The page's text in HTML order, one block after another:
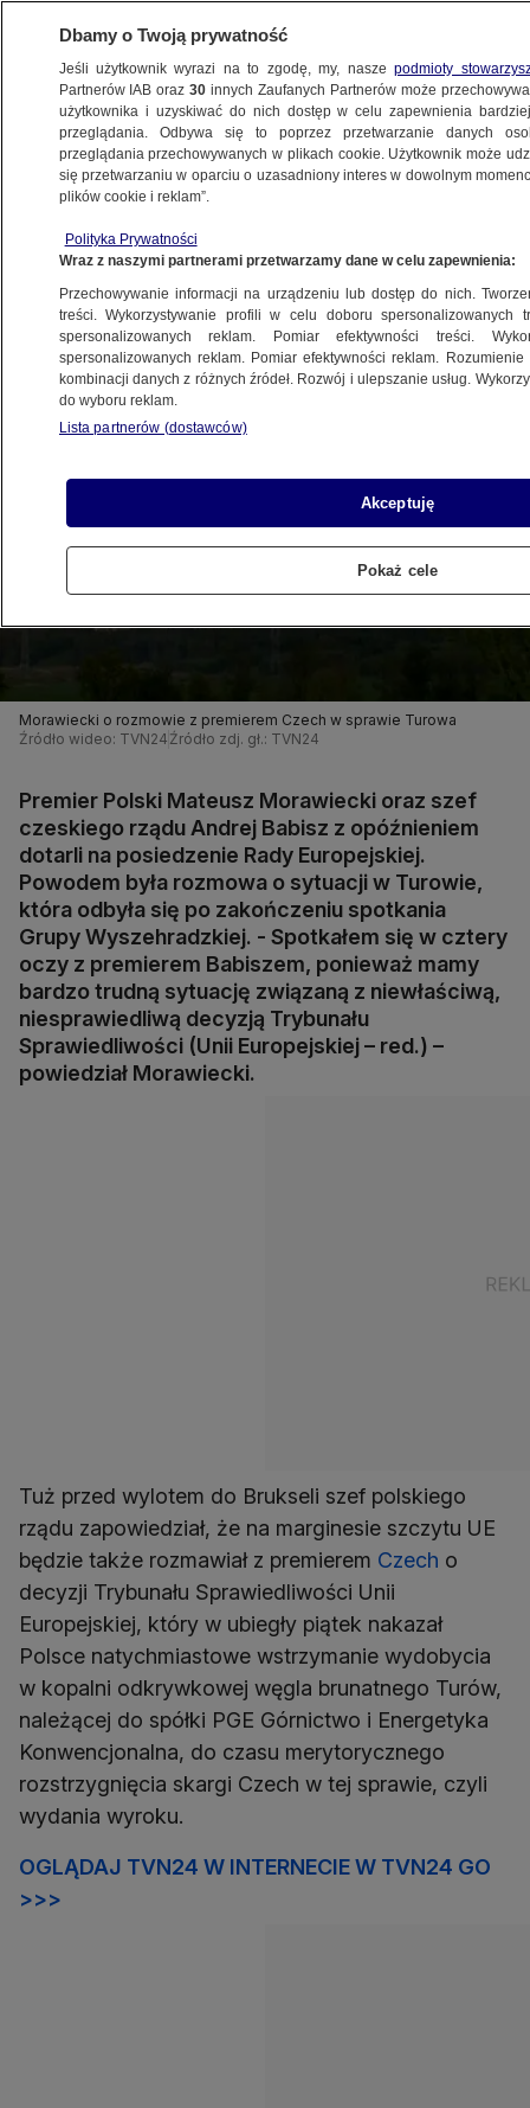
BIZNES
Z KRAJU
o Turowie. "Mamy bardzo trudną sytuację"
24.05.2021, 14:06Aktualizacja:24.05.2021, 19:53
Udostępnij
Morawiecki o rozmowie z premierem Czech w sprawie Turowa
Źródło wideo: TVN24 Źródło zdj. gł.: TVN24
Premier Polski Mateusz Morawiecki oraz szef
czeskiego rządu Andrej Babisz z opóźnieniem
dotarli na posiedzenie Rady Europejskiej.
Powodem była rozmowa o sytuacji w Turowie,
która odbyła się po zakończeniu spotkania
Grupy Wyszehradzkiej. - Spotkałem się w cztery
oczy z premierem Babiszem, ponieważ mamy
bardzo trudną sytuację związaną z niewłaściwą,
niesprawiedliwą decyzją Trybunału
Sprawiedliwości (Unii Europejskiej – red.) –
powiedział Morawiecki.
Tuż przed wylotem do Brukseli szef polskiego
rządu zapowiedział, że na marginesie szczytu UE
będzie także rozmawiał z premierem Czech o
decyzji Trybunału Sprawiedliwości Unii
Europejskiej, który w ubiegły piątek nakazał
Polsce natychmiastowe wstrzymanie wydobycia
w kopalni odkrywkowej węgla brunatnego Turów,
należącej do spółki PGE Górnictwo i Energetyka
Konwencjonalna, do czasu merytorycznego
rozstrzygnięcia skargi Czech w tej sprawie, czyli
wydania wyroku.
OGLĄDAJ TVN24 W INTERNECIE W TVN24 GO
>>>
Dbamy o Twoją prywatność
Jeśli użytkownik wyrazi na to zgodę, my, naszepodmioty
Partnerów IAB oraz30 innych Zaufanych Partnerów może
użytkownika i uzyskiwać do nich dostęp w celu zapewnienia
przeglądania. Odbywa się to poprzez przetwarzanie danych
przeglądania przechowywanych w plikach cookie. Użytkownik może
się przetwarzaniu w oparciu o uzasadniony interes w dowolnym
plików cookie i reklam”.
Polityka Prywatności
Wraz z naszymi partnerami przetwarzamy dane w celu zapewnienia:
Przechowywanie informacji na urządzeniu lub dostęp do nich.
treści. Wykorzystywanie profili w celu doboru spersonalizowanych
spersonalizowanych reklam. Pomiar efektywności treści.
spersonalizowanych reklam. Pomiar efektywności reklam.
kombinacji danych z różnych źródeł. Rozwój i ulepszanie usług.
do wyboru reklam.
Lista partnerów (dostawców)
Akceptuję
Pokaż cele